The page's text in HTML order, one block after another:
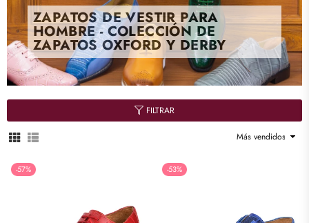
ZAPATOS DE VESTIR PARA
HOMBRE - COLECCIÓN DE
ZAPATOS OXFORD Y DERBY
FILTRAR
Ordenar
-57% -53%